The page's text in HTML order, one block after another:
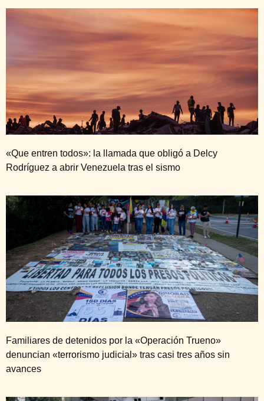
«Que entren todos»: la llamada que obligó a Delcy
Rodríguez a abrir Venezuela tras el sismo
Familiares de detenidos por la «Operación Trueno»
denuncian «terrorismo judicial» tras casi tres años sin
avances